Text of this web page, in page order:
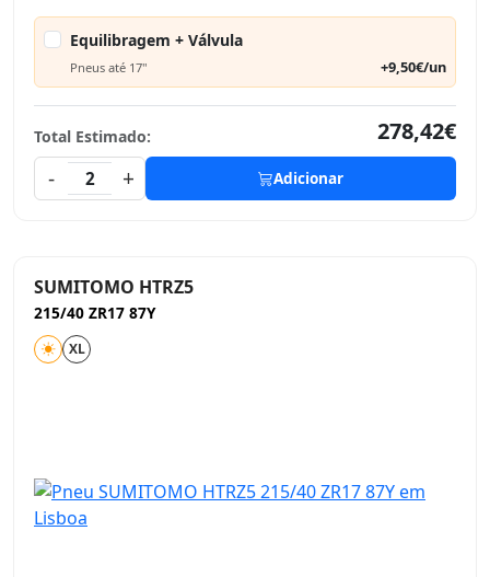
Equilibragem + Válvula
Pneus até 17" +9,50€/un
Total Estimado:
278,42€
-
2 + Adicionar
SUMITOMO HTRZ5
215/40 ZR17 87Y
XL